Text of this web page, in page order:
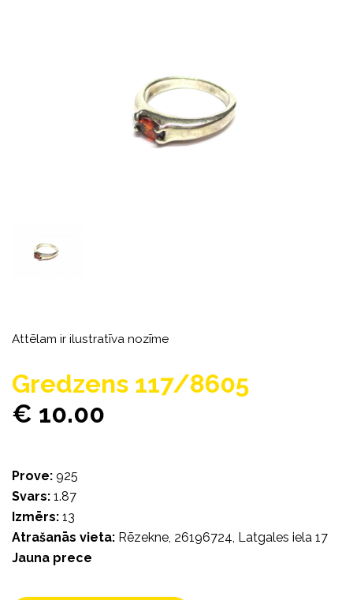
Attēlam ir ilustratīva nozīme
Gredzens 117/8605
€ 10.00
Prove: 925
Svars: 1.87
Izmērs: 13
Atrašanās vieta: Rēzekne, 26196724, Latgales iela 17
Jauna prece